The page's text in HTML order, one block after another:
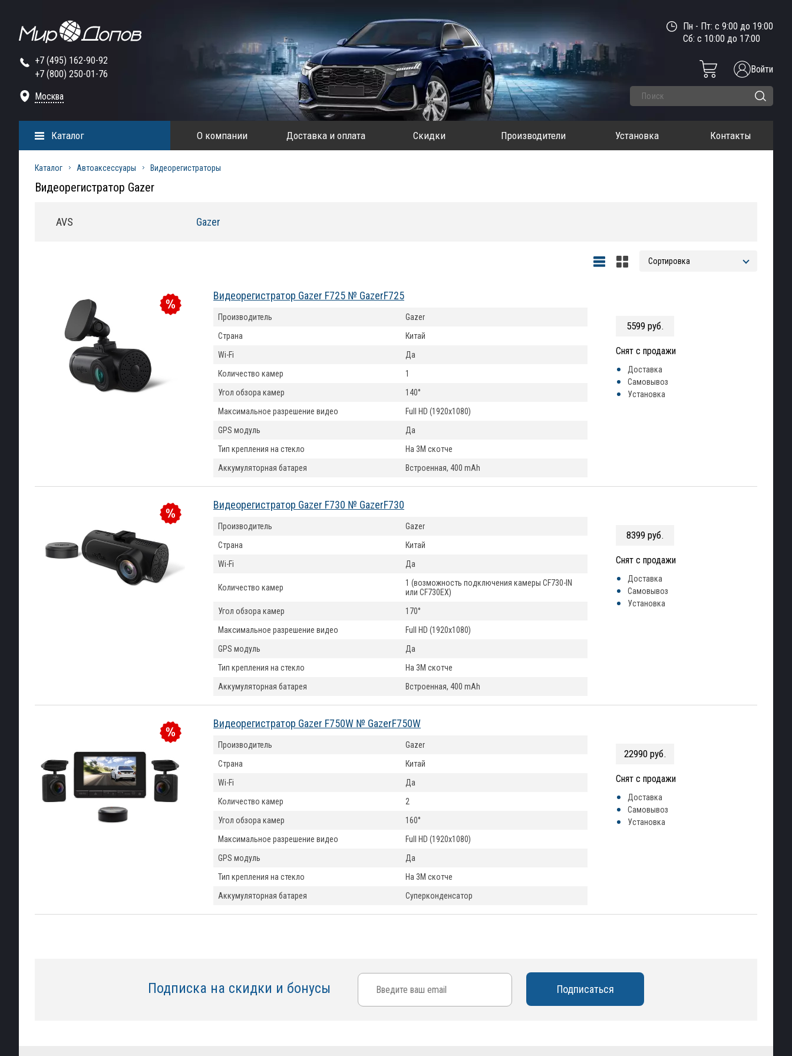
+7 (495) 162-90-92
+7 (800) 250-01-76
Москва
Пн - Пт: с 9:00 до 19:00
Сб: с 10:00 до 17:00
Войти
О компании Доставка и оплата Скидки Производители Установка Контакты
Каталог
Каталог Автоаксессуары Видеорегистраторы
Видеорегистратор Gazer
AVS Gazer
Видеорегистратор Gazer F725 № GazerF725
5599 руб.
Снят с продажи
Доставка
Самовывоз
Установка
Производитель
Gazer
Страна
Китай
Wi-Fi
Да
Количество камер
1
Угол обзора камер
140°
Максимальное разрешение видео
Full HD (1920x1080)
GPS модуль
Да
Тип крепления на стекло
На 3М скотче
Аккумуляторная батарея
Встроенная, 400 mAh
Видеорегистратор Gazer F730 № GazerF730
8399 руб.
Снят с продажи
Доставка
Самовывоз
Установка
Производитель
Gazer
Страна
Китай
Wi-Fi
Да
Количество камер
1 (возможность подключения камеры CF730-IN
или CF730EX)
Угол обзора камер
170°
Максимальное разрешение видео
Full HD (1920x1080)
GPS модуль
Да
Тип крепления на стекло
На 3М скотче
Аккумуляторная батарея
Встроенная, 400 mAh
Видеорегистратор Gazer F750W № GazerF750W
22990 руб.
Снят с продажи
Доставка
Самовывоз
Установка
Производитель
Gazer
Страна
Китай
Wi-Fi
Да
Количество камер
2
Угол обзора камер
160°
Максимальное разрешение видео
Full HD (1920x1080)
GPS модуль
Да
Тип крепления на стекло
На 3М скотче
Аккумуляторная батарея
Суперконденсатор
Подписка на скидки и бонусы